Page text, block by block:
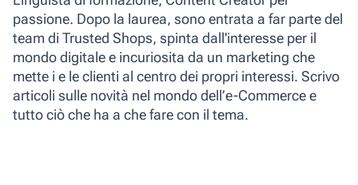
passione. Dopo la laurea, sono entrata a far parte del
team di Trusted Shops, spinta dall'interesse per il
mondo digitale e incuriosita da un marketing che
mette i e le clienti al centro dei propri interessi. Scrivo
articoli sulle novità nel mondo dell’e-Commerce e
tutto ciò che ha a che fare con il tema.